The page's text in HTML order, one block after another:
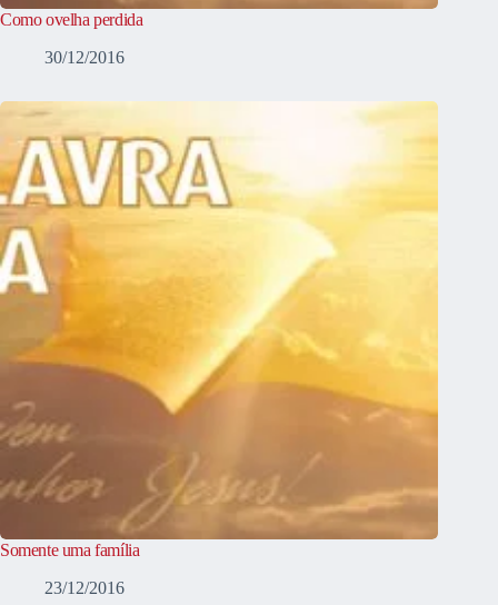
Como ovelha perdida
30/12/2016
Somente uma família
23/12/2016